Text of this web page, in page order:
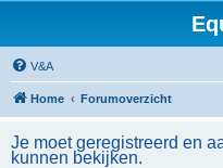
V&A
Home Forumoverzicht
Je moet geregistreerd en
kunnen bekijken.